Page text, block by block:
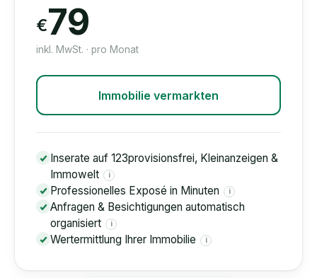
€79
inkl. MwSt. · pro Monat
Immobilie vermarkten
Inserate auf 123provisionsfrei, Kleinanzeigen &
Immowelt
i
Professionelles Exposé in Minuten i
Anfragen & Besichtigungen automatisch
organisiert
i
Wertermittlung Ihrer Immobilie i